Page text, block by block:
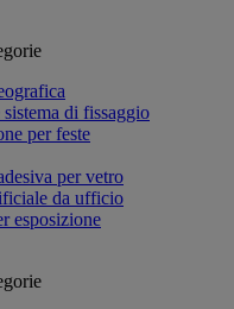
di fissaggio
per feste
per vetro
da ufficio
esposizione